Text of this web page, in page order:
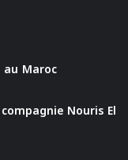
au Maroc
Nouris El